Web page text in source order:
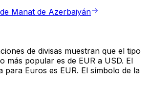
Manat de Azerbaiyán
de divisas muestran que el tipo
más popular es de EUR a USD. El
para Euros es EUR. El símbolo de la